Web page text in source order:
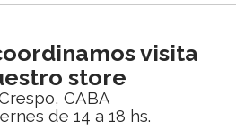
visita
store
CABA
de 14 a 18 hs.